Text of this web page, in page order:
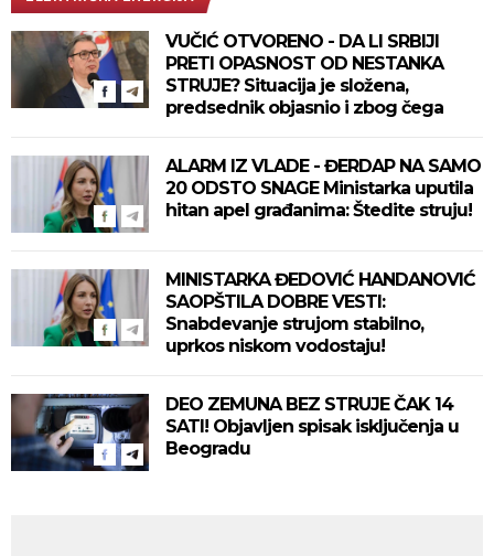
VUČIĆ OTVORENO - DA LI SRBIJI
PRETI OPASNOST OD NESTANKA
STRUJE? Situacija je složena,
predsednik objasnio i zbog čega
ALARM IZ VLADE - ĐERDAP NA SAMO
20 ODSTO SNAGE Ministarka uputila
hitan apel građanima: Štedite struju!
MINISTARKA ĐEDOVIĆ HANDANOVIĆ
SAOPŠTILA DOBRE VESTI:
Snabdevanje strujom stabilno,
uprkos niskom vodostaju!
DEO ZEMUNA BEZ STRUJE ČAK 14
SATI! Objavljen spisak isključenja u
Beogradu